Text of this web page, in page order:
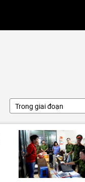
Trong giai đoạn